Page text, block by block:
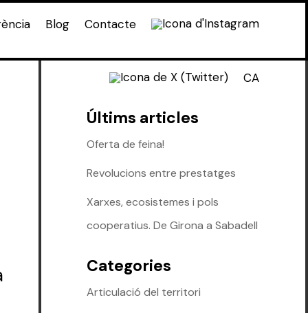
Blog Contacte
CA
Últims articles
Oferta de feina!
Revolucions entre prestatges
Xarxes, ecosistemes i pols
cooperatius. De Girona a Sabadell
Categories
Articulació del territori